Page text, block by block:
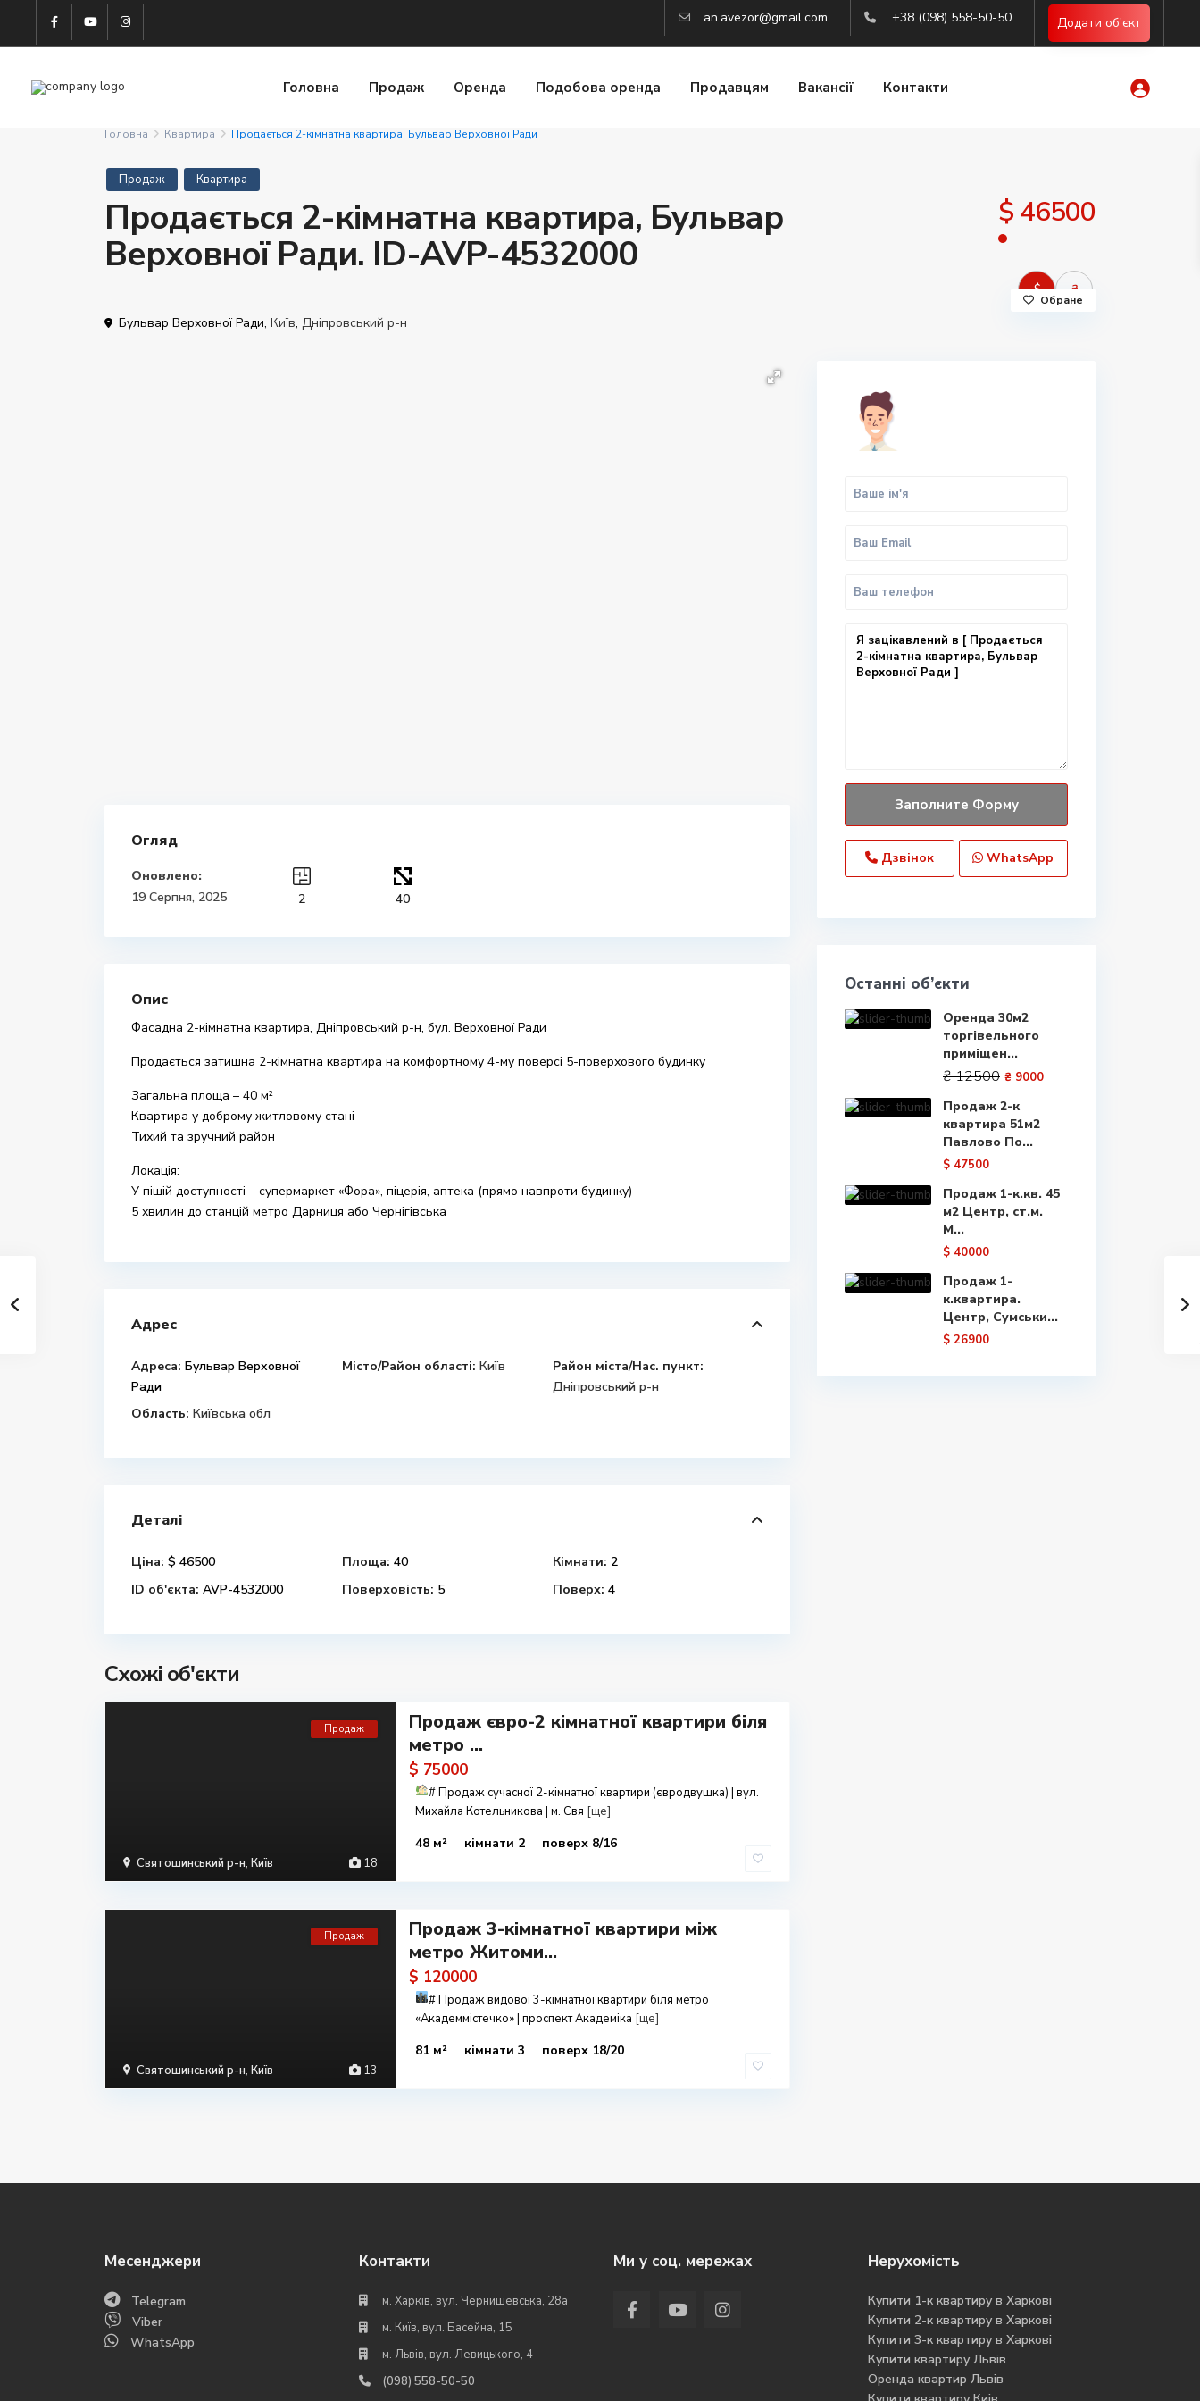
an.avezor@gmail.com +38 (098) 558-50-50 Додати об'єкт
Головна Продаж Оренда Подобова оренда Продавцям Вакансії Контакти
Головна Квартира Продається 2-кімнатна квартира, Бульвар Верховної Ради
Продаж Квартира
Продається 2-кімнатна квартира, Бульвар
Верховної Ради. ID-AVP-4532000
$ 46500
$ ₴
Бульвар Верховної Ради, Київ, Дніпровський р-н
Обране
Огляд
Оновлено:
19 Серпня, 2025
2 40
Опис
Фасадна 2-кімнатна квартира, Дніпровський р-н, бул. Верховної Ради
Продається затишна 2-кімнатна квартира на комфортному 4-му поверсі 5-поверхового будинку
Загальна площа – 40 м²
Квартира у доброму житловому стані
Тихий та зручний район
Локація:
У пішій доступності – супермаркет «Фора», піцерія, аптека (прямо навпроти будинку)
5 хвилин до станцій метро Дарниця або Чернігівська
Адрес
Адреса: Бульвар Верховної
Ради
Місто/Район області: Київ
Район міста/Нас. пункт:
Дніпровський р-н
Область: Київська обл
Деталі
Ціна: $ 46500 Площа: 40 Кімнати: 2
ID об'єкта: AVP-4532000 Поверховість: 5 Поверх: 4
Схожі об'єкти
18
Святошинський р-н, Київ
Продаж
Продаж євро-2 кімнатної квартири біля
метро ...
$ 75000
#Продаж сучасної 2-кімнатної квартири (євродвушка) | вул.
Михайла Котельникова | м. Свя [ще]
48 м² кімнати 2 поверх 8/16
13
Святошинський р-н, Київ
Продаж
Продаж 3-кімнатної квартири між
метро Житоми...
$ 120000
#Продаж видової 3-кімнатної квартири біля метро
«Академмістечко» | проспект Академіка [ще]
81 м² кімнати 3 поверх 18/20
Дзвінок WhatsApp
Останні об’єкти
Оренда 30м2
торгівельного
приміщен...
₴ 12500 ₴ 9000
Продаж 2-к
квартира 51м2
Павлово По...
$ 47500
Продаж 1-к.кв. 45
м2 Центр, ст.м.
М...
$ 40000
Продаж 1-
к.квартира.
Центр, Сумськи...
$ 26900
Месенджери
Telegram
Viber
WhatsApp
Контакти
м. Харків, вул. Чернишевська, 28а
м. Київ, вул. Басейна, 15
м. Львів, вул. Левицького, 4
(098) 558-50-50
Ми у соц. мережах Нерухомість
Купити 1-к квартиру в Харкові
Купити 2-к квартиру в Харкові
Купити 3-к квартиру в Харкові
Купити квартиру Львів
Оренда квартир Львів